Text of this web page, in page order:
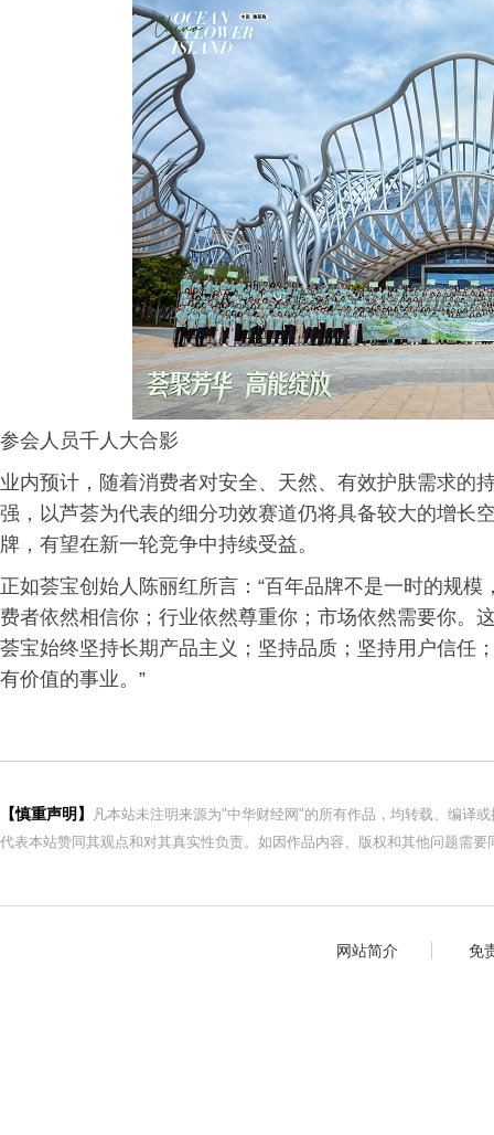
参会人员千人大合影
业内预计，随着消费者对安全、天然、有效护肤需求的
强，以芦荟为代表的细分功效赛道仍将具备较大的增长
牌，有望在新一轮竞争中持续受益。
正如荟宝创始人陈丽红所言：“百年品牌不是一时的规
费者依然相信你；行业依然尊重你；市场依然需要你。
荟宝始终坚持长期产品主义；坚持品质；坚持用户信任
有价值的事业。”
【慎重声明】
凡本站未注明来源为"中华财经网"的所有作品，均转载、编译
代表本站赞同其观点和对其真实性负责。如因作品内容、版权和其他问题需
网站简介 免